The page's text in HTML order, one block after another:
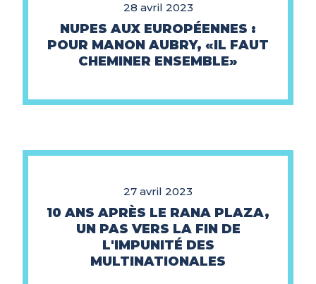
28 avril 2023
NUPES AUX EUROPÉENNES :
POUR MANON AUBRY, «IL FAUT
CHEMINER ENSEMBLE»
27 avril 2023
10 ANS APRÈS LE RANA PLAZA,
UN PAS VERS LA FIN DE
L'IMPUNITÉ DES
MULTINATIONALES